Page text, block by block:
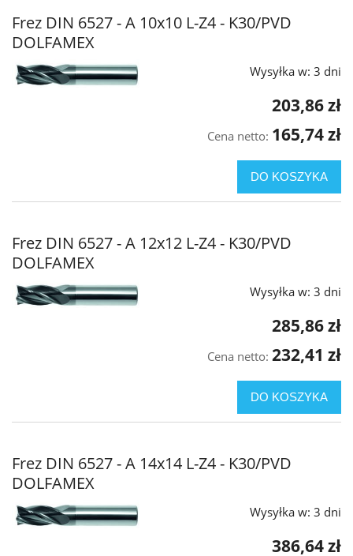
Frez DIN 6527 - A 10x10 L-Z4 - K30/PVD
DOLFAMEX
Wysyłka w: 3 dni
203,86 zł
Cena netto: 165,74 zł
DO KOSZYKA
Frez DIN 6527 - A 12x12 L-Z4 - K30/PVD
DOLFAMEX
Wysyłka w: 3 dni
285,86 zł
Cena netto: 232,41 zł
DO KOSZYKA
Frez DIN 6527 - A 14x14 L-Z4 - K30/PVD
DOLFAMEX
Wysyłka w: 3 dni
386,64 zł